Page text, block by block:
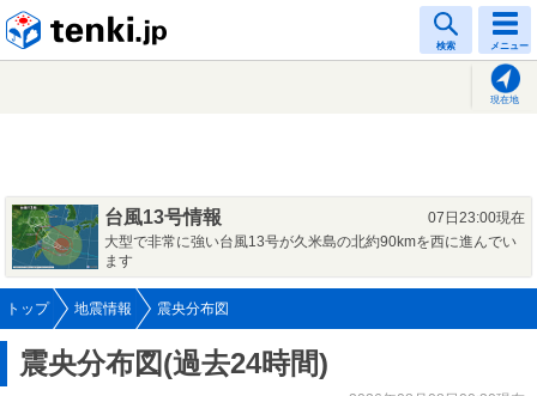
検索 メニュー
現在地
台風13号情報
07日23:00現在
大型で非常に強い台風13号が久米島の北約90kmを西に進んでい
ます
トップ 地震情報 震央分布図
震央分布図(過去24時間)